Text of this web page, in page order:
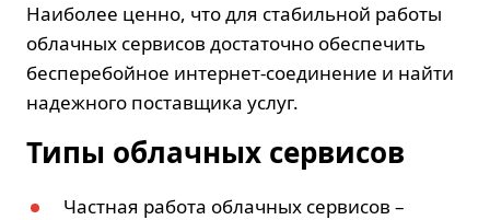
Наиболее ценно, что для стабильной работы
облачных сервисов достаточно обеспечить
бесперебойное интернет-соединение и найти
надежного поставщика услуг.
Типы облачных сервисов
Частная работа облачных сервисов –